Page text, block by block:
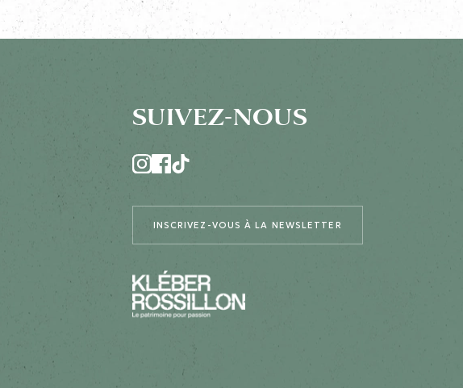
SUIVEZ-NOUS
INSCRIVEZ-VOUS À LA NEWSLETTER